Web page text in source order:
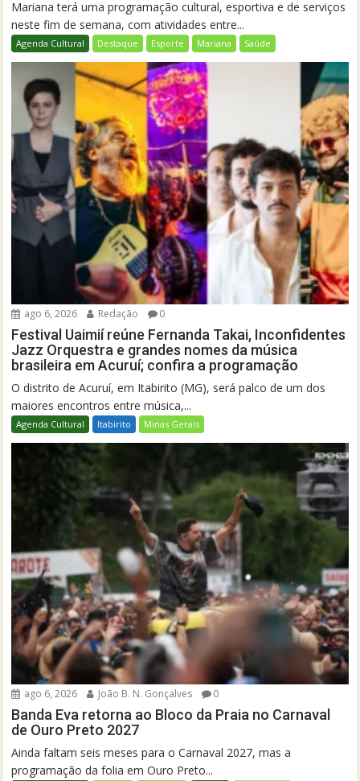
Mariana terá uma programação cultural, esportiva e de serviços
neste fim de semana, com atividades entre...
Agenda Cultural Destaque Esporte Mariana Saúde
ago 6, 2026 Redação 0
Festival Uaimií reúne Fernanda Takai, Inconfidentes
Jazz Orquestra e grandes nomes da música
brasileira em Acuruí; confira a programação
O distrito de Acuruí, em Itabirito (MG), será palco de um dos
maiores encontros entre música,...
Agenda Cultural Itabirito Minas Gerais
ago 6, 2026 João B. N. Gonçalves 0
Banda Eva retorna ao Bloco da Praia no Carnaval
de Ouro Preto 2027
Ainda faltam seis meses para o Carnaval 2027, mas a
programação da folia em Ouro Preto...